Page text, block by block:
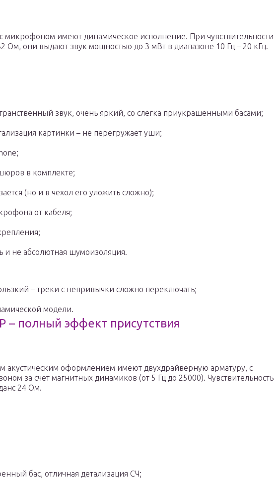
микрофоном имеют динамическое исполнение. При чувствительности
Ом, они выдают звук мощностью до 3 мВт в диапазоне 10 Гц – 20 кГц.
звук, очень яркий, со слегка приукрашенными басами;
картинки – не перегружает уши;
в комплекте;
(но и в чехол его уложить сложно);
от кабеля;
и не абсолютная шумоизоляция.
– треки с непривычки сложно переключать;
модели.
– полный эффект присутствия
акустическим оформлением имеют двухдрайверную арматуру, с
за счет магнитных динамиков (от 5 Гц до 25000). Чувствительность
24 Ом.
бас, отличная детализация СЧ;